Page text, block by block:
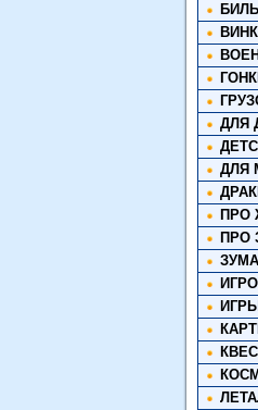
ДЛЯ
ДЛЯ
ПРО
ПРО
ЗУМА